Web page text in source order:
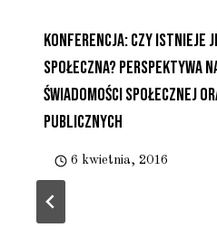
Konferencja: Czy Istnieje
Społeczna? Perspektywa
Świadomości Społecznej
Publicznych
6 kwietnia, 2016